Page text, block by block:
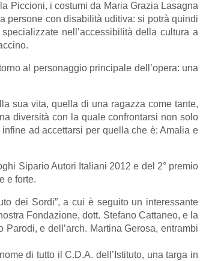
Piccioni, i costumi da Maria Grazia Lasagna
persone con disabilità uditiva: si potrà quindi
nell’accessibilità della cultura a
al personaggio principale dell’opera: una
sua vita, quella di una ragazza come tante,
diversità con la quale confrontarsi non solo
ad accettarsi per quella che è: Amalia e
Sipario Autori Italiani 2012 e del 2° premio
e forte.
dei Sordi”, a cui è seguito un interessante
Fondazione, dott. Stefano Cattaneo, e la
e dell’arch. Martina Gerosa, entrambi
di tutto il C.D.A. dell’Istituto, una targa in